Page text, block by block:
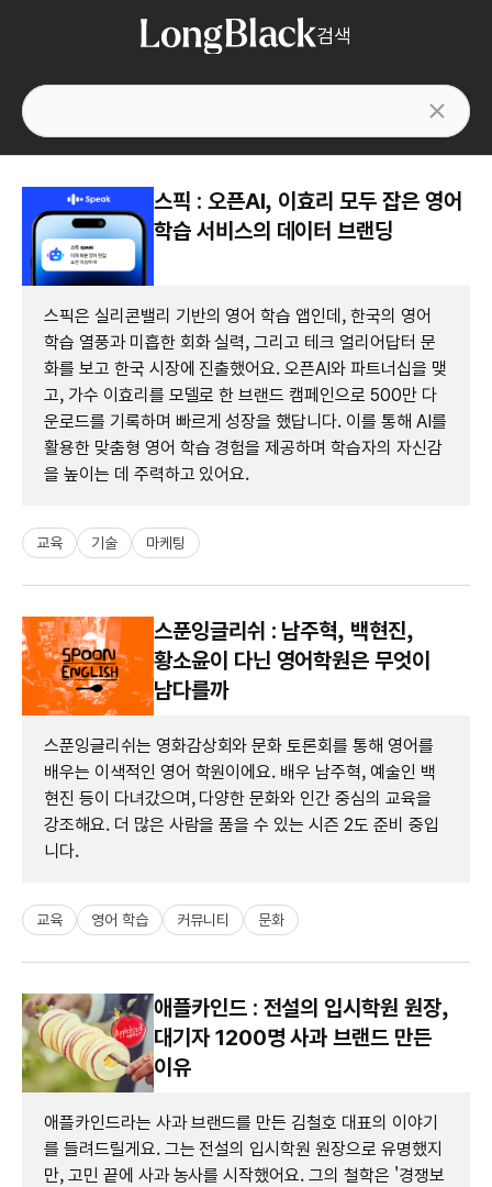
검색
스픽 : 오픈AI, 이효리 모두 잡은 영어
학습 서비스의 데이터 브랜딩
스픽은 실리콘밸리 기반의 영어 학습 앱인데, 한국의 영어
학습 열풍과 미흡한 회화 실력, 그리고 테크 얼리어답터 문
화를 보고 한국 시장에 진출했어요. 오픈AI와 파트너십을 맺
고, 가수 이효리를 모델로 한 브랜드 캠페인으로 500만 다
운로드를 기록하며 빠르게 성장을 했답니다. 이를 통해 AI를
활용한 맞춤형 영어 학습 경험을 제공하며 학습자의 자신감
을 높이는 데 주력하고 있어요.
교육 기술 마케팅
스푼잉글리쉬 : 남주혁, 백현진,
황소윤이 다닌 영어학원은 무엇이
남다를까
스푼잉글리쉬는 영화감상회와 문화 토론회를 통해 영어를
배우는 이색적인 영어 학원이에요. 배우 남주혁, 예술인 백
현진 등이 다녀갔으며, 다양한 문화와 인간 중심의 교육을
강조해요. 더 많은 사람을 품을 수 있는 시즌 2도 준비 중입
니다.
교육 영어 학습 커뮤니티 문화
애플카인드 : 전설의 입시학원 원장,
대기자 1200명 사과 브랜드 만든
이유
애플카인드라는 사과 브랜드를 만든 김철호 대표의 이야기
를 들려드릴게요. 그는 전설의 입시학원 원장으로 유명했지
만, 고민 끝에 사과 농사를 시작했어요. 그의 철학은 '경쟁보